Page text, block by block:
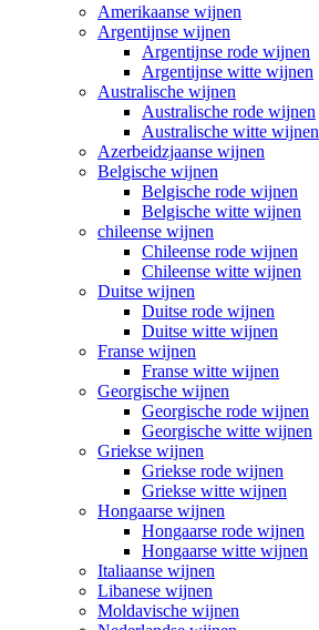
Amerikaanse wijnen
Argentijnse wijnen
Argentijnse rode wijnen
Argentijnse witte wijnen
Australische wijnen
Australische rode wijnen
Australische witte wijnen
Azerbeidzjaanse wijnen
Belgische wijnen
Belgische rode wijnen
Belgische witte wijnen
chileense wijnen
Chileense rode wijnen
Chileense witte wijnen
Duitse wijnen
Duitse rode wijnen
Duitse witte wijnen
Franse wijnen
Franse witte wijnen
Georgische wijnen
Georgische rode wijnen
Georgische witte wijnen
Griekse wijnen
Griekse rode wijnen
Griekse witte wijnen
Hongaarse wijnen
Hongaarse rode wijnen
Hongaarse witte wijnen
Italiaanse wijnen
Libanese wijnen
Moldavische wijnen